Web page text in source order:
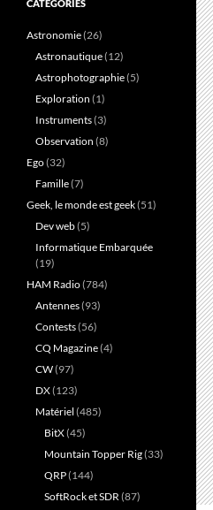
CATÉGORIES
Astronomie(26)
Astronautique(12)
Astrophotographie(5)
Exploration (1)
Instruments(3)
Observation (8)
Ego(32)
Famille(7)
Geek, le monde est geek(51)
Dev web(5)
Informatique Embarquée
(19)
HAM Radio(784)
Antennes(93)
Contests(56)
CQ Magazine(4)
CW(97)
DX(123)
Matériel (485)
BitX(45)
Mountain Topper Rig(33)
QRP(144)
SoftRock et SDR(87)